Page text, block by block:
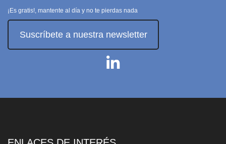
¡Es gratis!, mantente al día y no te pierdas nada
Suscríbete a nuestra newsletter